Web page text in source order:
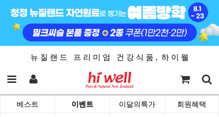
뉴 질 랜 드 프 리 미 엄 건 강 식 품 , 하 이 웰
베스트 이벤트 이달의특가 회원혜택